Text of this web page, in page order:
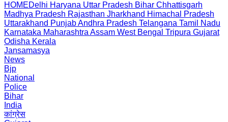
HOMEDelhi Haryana Uttar Pradesh Bihar Chhattisgarh
Madhya Pradesh Rajasthan Jharkhand Himachal Pradesh
Uttarakhand PunjabAndhra Pradesh Telangana Tamil Nadu
Karnataka Maharashtra Assam West Bengal Tripura Gujarat
Odisha Kerala
Jansamasya
News
Bjp
National
Police
Bihar
India
कांग्रेस